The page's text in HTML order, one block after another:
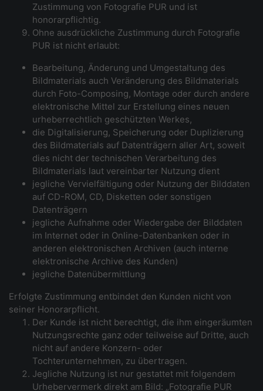
Zustimmung von Fotografie PUR und ist
honorarpflichtig.
Ohne ausdrückliche Zustimmung durch Fotografie
PUR ist nicht erlaubt:
Bearbeitung, Änderung und Umgestaltung des
Bildmaterials auch Veränderung des Bildmaterials
durch Foto-Composing, Montage oder durch andere
elektronische Mittel zur Erstellung eines neuen
urheberrechtlich geschützten Werkes,
die Digitalisierung, Speicherung oder Duplizierung
des Bildmaterials auf Datenträgern aller Art, soweit
dies nicht der technischen Verarbeitung des
Bildmaterials laut vereinbarter Nutzung dient
jegliche Vervielfältigung oder Nutzung der Bilddaten
auf CD-ROM, CD, Disketten oder sonstigen
Datenträgern
jegliche Aufnahme oder Wiedergabe der Bilddaten
im Internet oder in Online-Datenbanken oder in
anderen elektronischen Archiven (auch interne
elektronische Archive des Kunden)
jegliche Datenübermittlung
Erfolgte Zustimmung entbindet den Kunden nicht von
seiner Honorarpflicht.
Der Kunde ist nicht berechtigt, die ihm eingeräumten
Nutzungsrechte ganz oder teilweise auf Dritte, auch
nicht auf andere Konzern- oder
Tochterunternehmen, zu übertragen.
Jegliche Nutzung ist nur gestattet mit folgendem
Urhebervermerk direkt am Bild: „Fotografie PUR